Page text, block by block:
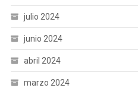
julio 2024
junio 2024
abril 2024
marzo 2024